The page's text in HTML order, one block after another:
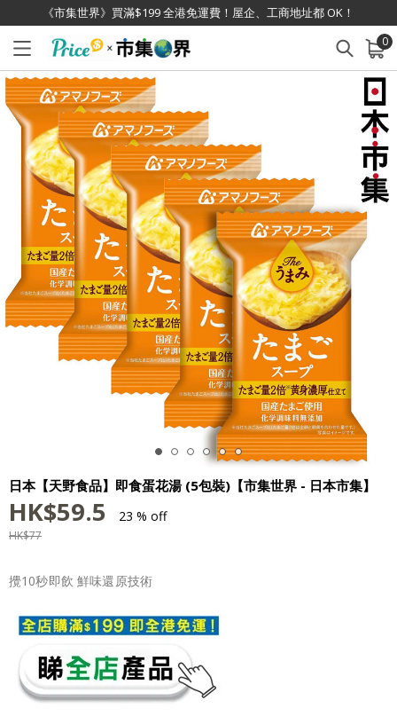
《市集世界》買滿$199 全港免運費！屋企、工商地址都 OK！
0
已加入購物車 查看
日本【天野食品】即食蛋花湯 (5包裝)【市集世界 - 日本市集】
HK$59.5 23 % off
HK$77
攪10秒即飲 鮮味還原技術